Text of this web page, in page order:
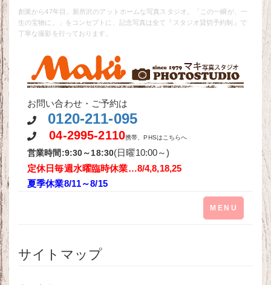
創業から47年目。新所沢のアットホームな写真スタジオ。「この一瞬が、一
生の宝物に。」をコンセプトに、記念写真は全て『スタジオ貸切予約制』で
丁寧な撮影を行っております。
お問い合わせ・ご予約は
0120-211-095
04-2995-2110携帯、PHSはこちらへ
営業時間:9:30～18:30(日曜10:00～)
定休日毎週水曜臨時休業…8/4,8,18,25
夏季休業8/11～8/15
Toggle
navigation
MENU
サイトマップ